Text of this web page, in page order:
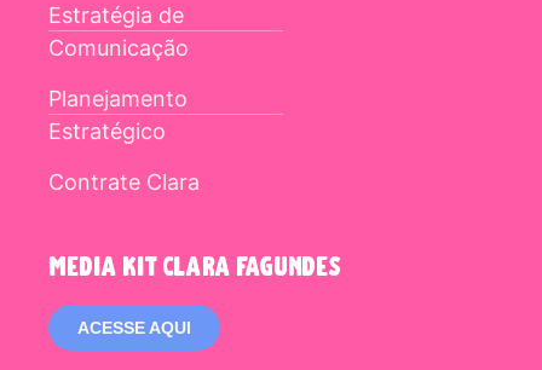
Estratégia de
Comunicação
Planejamento
Estratégico
Contrate Clara
media kit clara fagundes
ACESSE AQUI